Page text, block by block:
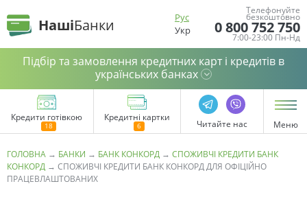
НашіБанки
Рус
Укр
Телефонуйте
безкоштовно
0 800 752 750
7:00-23:00 Пн-Нд
Підбір та замовлення кредитних карт і кредитів в
українських банках
Кредити готівкою Кредитні картки
Читайте нас Меню
ГОЛОВНА → БАНКИ → БАНК КОНКОРД → СПОЖИВЧІ КРЕДИТИ БАНК
КОНКОРД → СПОЖИВЧІ КРЕДИТИ БАНК КОНКОРД ДЛЯ ОФІЦІЙНО
ПРАЦЕВЛАШТОВАНИХ